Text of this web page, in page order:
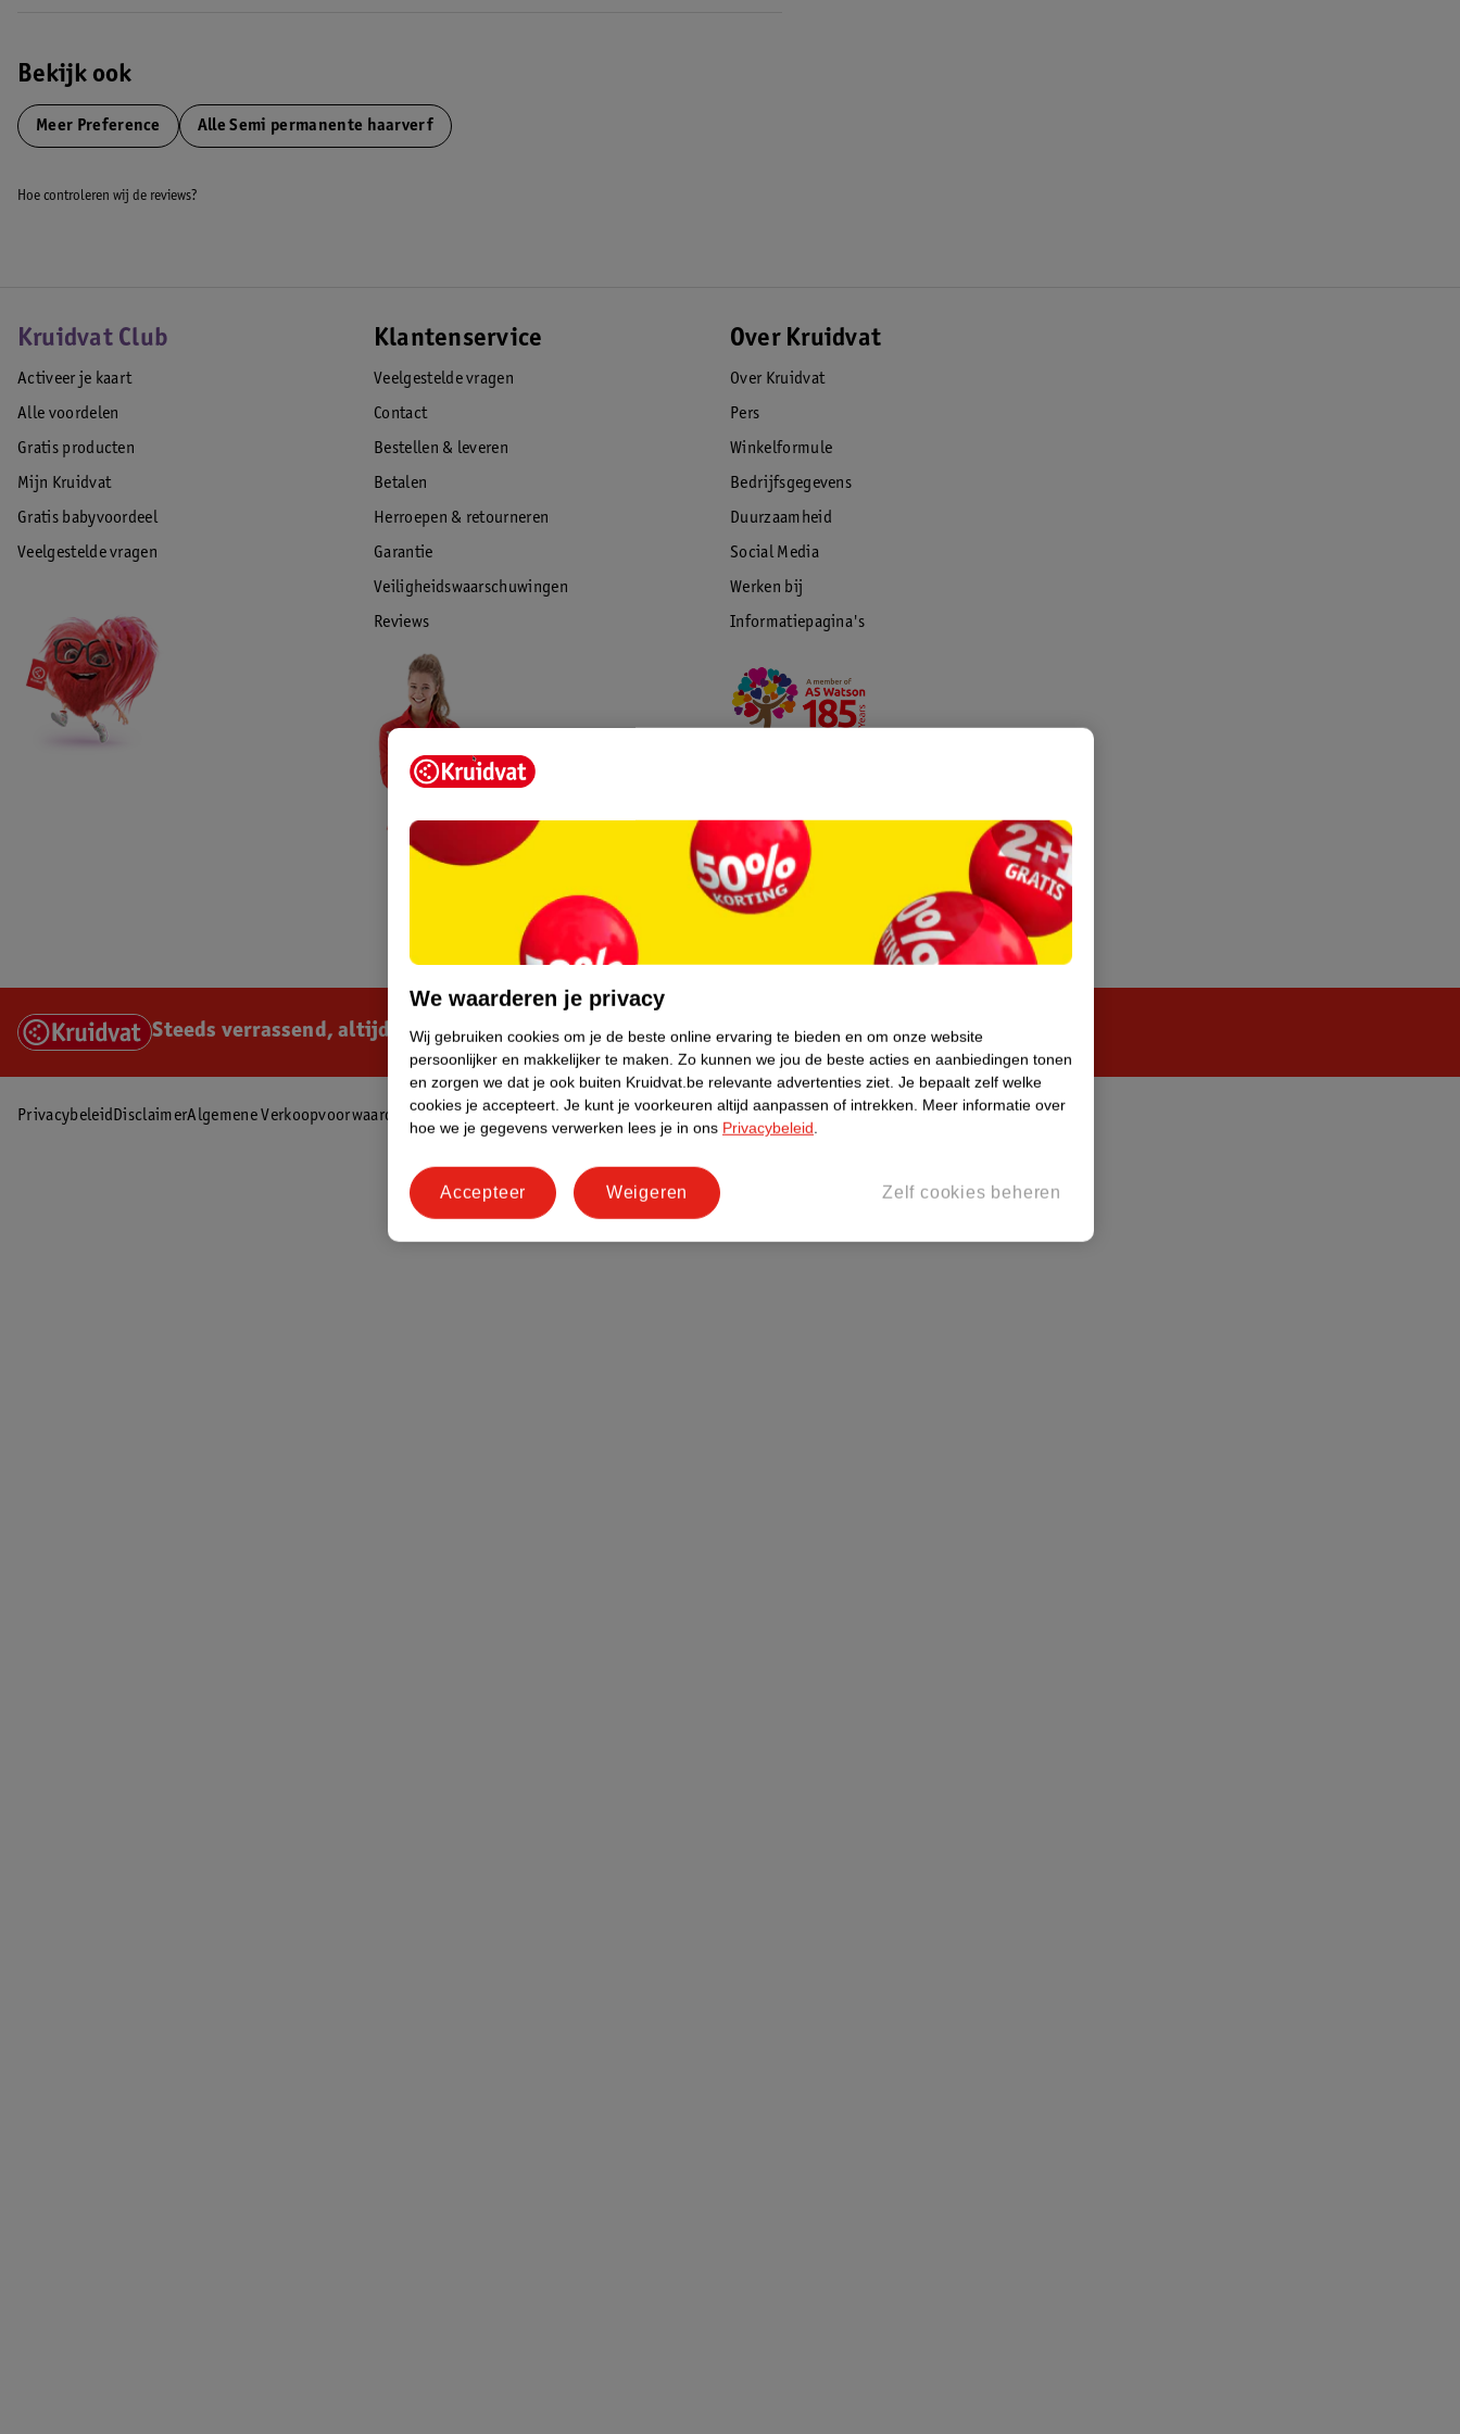
Bekijk ook
Meer Preference Alle Semi permanente haarverf
Hoe controleren wij de reviews?
Kruidvat Club
Activeer je kaart
Alle voordelen
Gratis producten
Mijn Kruidvat
Gratis babyvoordeel
Veelgestelde vragen
Klantenservice
Veelgestelde vragen
Contact
Bestellen & leveren
Betalen
Herroepen & retourneren
Garantie
Veiligheidswaarschuwingen
Reviews
Over Kruidvat
Over Kruidvat
Pers
Winkelformule
Bedrijfsgegevens
Duurzaamheid
Social Media
Werken bij
Informatiepagina's
Steeds verrassend, altijd voordelig!
Privacybeleid DisclaimerAlgemene Verkoopvoorwaarden Zelf cookies beheren
We waarderen je privacy
Wij gebruiken cookies om je de beste online ervaring te bieden en om onze website
persoonlijker en makkelijker te maken. Zo kunnen we jou de beste acties en aanbiedingen tonen
en zorgen we dat je ook buiten Kruidvat.be relevante advertenties ziet. Je bepaalt zelf welke
cookies je accepteert. Je kunt je voorkeuren altijd aanpassen of intrekken. Meer informatie over
hoe we je gegevens verwerken lees je in ons Privacybeleid.
Zelf cookies beheren
Weigeren
Accepteer